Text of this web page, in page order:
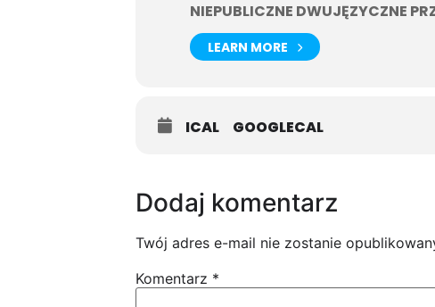
NIEPUBLICZNE DWUJĘZYCZNE
LEARN MORE
ICAL GOOGLECAL
Dodaj komentarz
Twój adres e-mail nie zostanie
Komentarz *